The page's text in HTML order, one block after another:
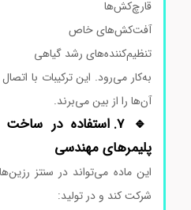
قارچ‌کش‌ها
آفت‌کش‌های خاص
تنظیم‌کننده‌های رشد گیاهی
به‌کار می‌رود. این ترکیبات با اتصال
آن‌ها را از بین می‌برند.
🔹 7. استفاده در
پلیمرهای مهندسی
این ماده می‌تواند در سنتز
شرکت کند و در تولید: